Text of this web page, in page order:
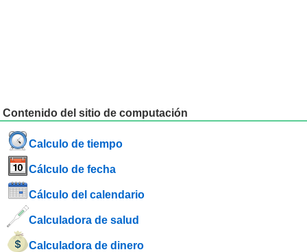
Contenido del sitio de computación
Calculo de tiempo
Cálculo de fecha
Cálculo del calendario
Calculadora de salud
Calculadora de dinero